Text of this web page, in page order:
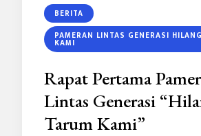
BERITA
PAMERAN LINTAS GENERASI
KAMI
Rapat Pertama
Lintas Generasi
Tarum Kami”